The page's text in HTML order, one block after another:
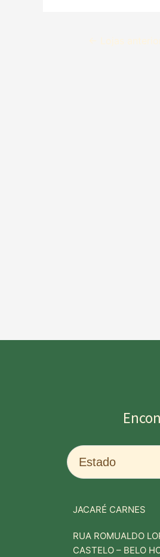
← Lojas anterior
JACARÉ CARNES
RUA ROMUALDO
CASTELO – BELO